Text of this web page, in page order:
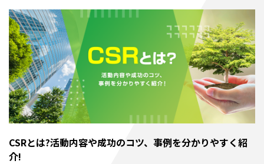
CSRとは?活動内容や成功のコツ、事例を分かりやすく紹
介!